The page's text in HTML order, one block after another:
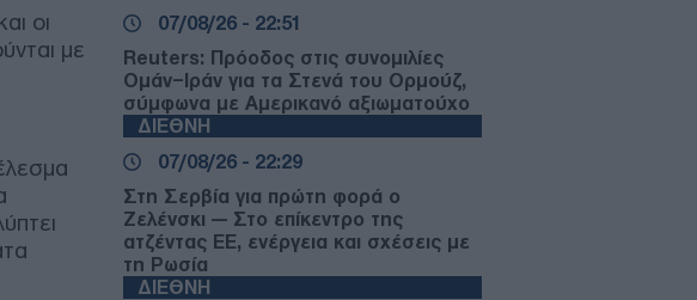
οι
με
07/08/26 - 22:51
Reuters: Πρόοδος στις συνομιλίες
Ομάν–Ιράν για τα Στενά του Ορμούζ,
σύμφωνα με Αμερικανό αξιωματούχο
ΔΙΕΘΝΗ
07/08/26 - 22:29
Στη Σερβία για πρώτη φορά ο
Ζελένσκι — Στο επίκεντρο της
ατζέντας ΕΕ, ενέργεια και σχέσεις με
τη Ρωσία
ΔΙΕΘΝΗ